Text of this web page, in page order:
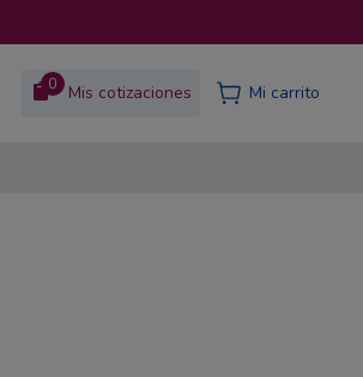
0 Mis cotizaciones